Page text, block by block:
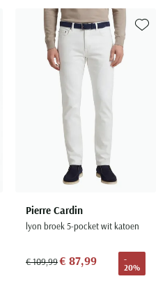
aan favorieten
Pierre Cardin
lyon broek 5-pocket wit katoen
€ 109,99€ 87,99
-
20%